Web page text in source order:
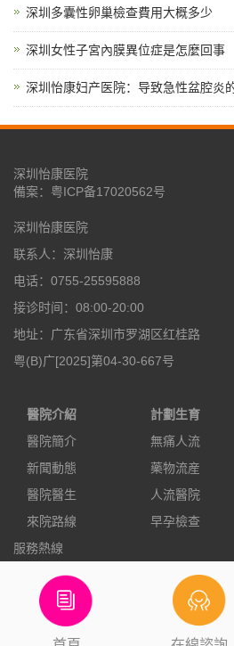
深圳多囊性卵巢檢查費用大概多少
深圳女性子宮內膜異位症是怎麼回事
深圳怡康妇产医院：导致急性盆腔炎
深圳怡康医院
備案： 粤ICP备17020562号
深圳怡康医院
联系人：深圳怡康
电话：0755-25595888
接诊时间：08:00-20:00
地址：广东省深圳市罗湖区红桂路
粤(B)广[2025]第04-30-667号
醫院介紹
醫院簡介
新聞動態
醫院醫生
來院路線
計劃生育
無痛人流
藥物流産
人流醫院
早孕檢查
服務熱線
0755-25595888
立即預約